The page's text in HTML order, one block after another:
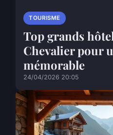
TOURISME
Top grands
Chevalier pour
mémorable
24/04/2026 20:05